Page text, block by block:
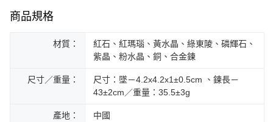
商品規格
材質：
紅石、紅瑪瑙、黃水晶、綠東陵、磷輝石、
紫晶、粉水晶、銅、合金鍊
尺寸／重量：
尺寸：墜－4.2x4.2x1±0.5cm 、鍊長－
43±2cm／重量：35.5±3g
產地： 中國